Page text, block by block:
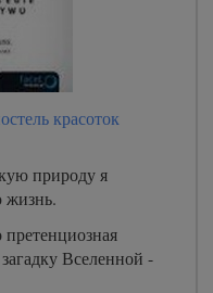
красоток
природу я
жизнь.
Вселенной -